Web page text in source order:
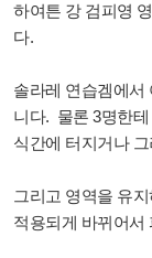
하여튼 강 검피영
다.
솔라레 연습겜에서
니다. 물론 3명한
식간에 터지거나
그리고 영역을 유
적용되게 바뀌어서